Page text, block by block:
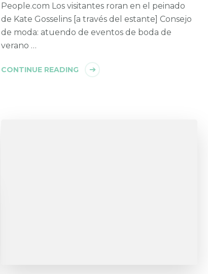
People.com Los visitantes roran en el peinado
de Kate Gosselins [a través del estante] Consejo
de moda: atuendo de eventos de boda de
verano …
CONTINUE READING